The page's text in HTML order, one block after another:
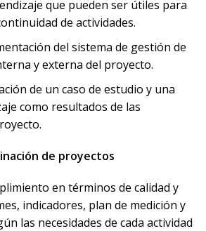
que pueden ser útiles para
de actividades.
del sistema de gestión de
y externa del proyecto.
de un caso de estudio y una
como resultados de las
de proyectos
en términos de calidad y
indicadores, plan de medición y
las necesidades de cada actividad